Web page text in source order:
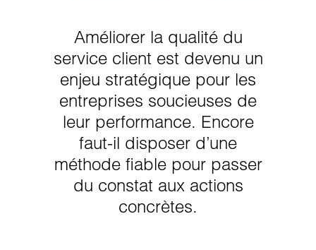
Améliorer la qualité du
service client est devenu un
enjeu stratégique pour les
entreprises soucieuses de
leur performance. Encore
faut-il disposer d’une
méthode fiable pour passer
du constat aux actions
concrètes.